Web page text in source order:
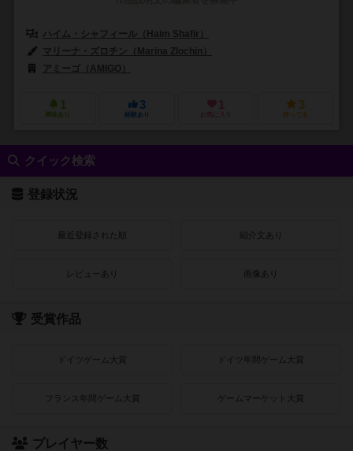
ハイム・シャフィール（Haim Shafir）
マリーナ・ズロチン（Marina Zlochin）
アミーゴ（AMIGO）
1
興味あり
3
経験あり
1
お気に入り
3
持ってる
クイック検索
登録状況
最近登録された順 紹介文あり
レビューあり 画像あり
受賞作品
ドイツゲーム大賞 ドイツ年間ゲーム大賞
フランス年間ゲーム大賞 ゲームマーケット大賞
プレイヤー数